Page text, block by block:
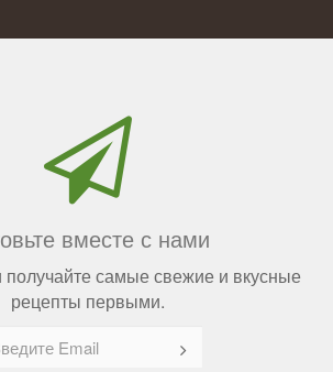
вместе с нами
самые свежие и вкусные
рецепты первыми.